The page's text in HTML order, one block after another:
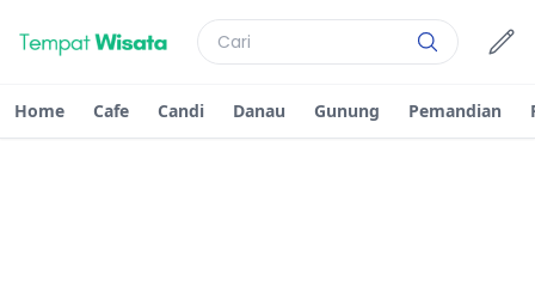
Home Cafe Candi Danau Gunung Pemandian